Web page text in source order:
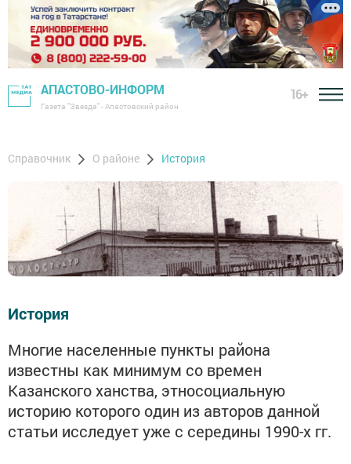
АПАСТОВО-ИНФОРМ
Газета "Звезда" - Апастовский район
16+
Справочник О районе История
История
Многие населенные пункты района
известны как минимум со времен
Казанского ханства, этносоциальную
историю которого один из авторов данной
статьи исследует уже с середины 1990-х гг.